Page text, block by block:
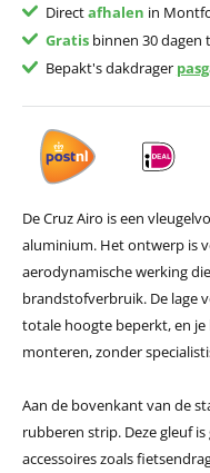
Directafhalen in
Gratisbinnen 30 dagen
Bepakt's dakdrager
De Cruz Airo is een
aluminium. Het ontwerp is
aerodynamische werking
brandstofverbruik. De lage
totale hoogte beperkt, en
monteren, zonder
Aan de bovenkant van de
rubberen strip. Deze gleuf
accessoires zoals